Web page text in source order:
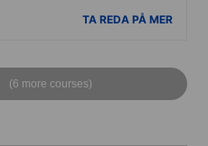
TA REDA PÅ MER
(6 more courses)